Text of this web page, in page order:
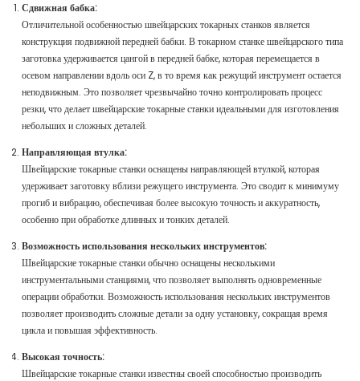
Сдвижная бабка:
Отличительной особенностью швейцарских токарных станков является
конструкция подвижной передней бабки. В токарном станке швейцарского типа
заготовка удерживается цангой в передней бабке, которая перемещается в
осевом направлении вдоль оси Z, в то время как режущий инструмент остается
неподвижным. Это позволяет чрезвычайно точно контролировать процесс
резки, что делает швейцарские токарные станки идеальными для изготовления
небольших и сложных деталей.
Направляющая втулка:
Швейцарские токарные станки оснащены направляющей втулкой, которая
удерживает заготовку вблизи режущего инструмента. Это сводит к минимуму
прогиб и вибрацию, обеспечивая более высокую точность и аккуратность,
особенно при обработке длинных и тонких деталей.
Возможность использования нескольких инструментов:
Швейцарские токарные станки обычно оснащены несколькими
инструментальными станциями, что позволяет выполнять одновременные
операции обработки. Возможность использования нескольких инструментов
позволяет производить сложные детали за одну установку, сокращая время
цикла и повышая эффективность.
Высокая точность:
Швейцарские токарные станки известны своей способностью производить